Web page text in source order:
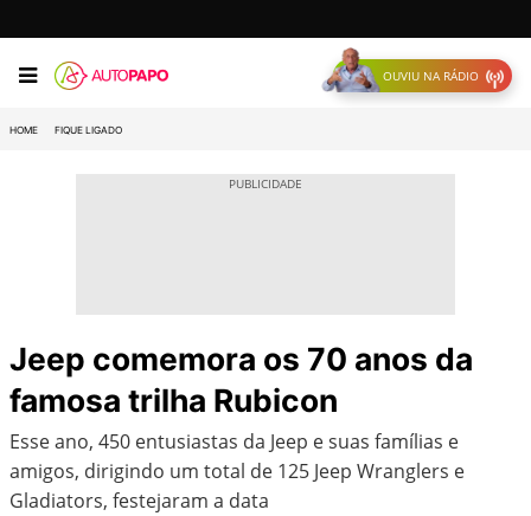
OUVIU NA RÁDIO
HOME FIQUE LIGADO
Jeep comemora os 70 anos da
famosa trilha Rubicon
Esse ano, 450 entusiastas da Jeep e suas famílias e
amigos, dirigindo um total de 125 Jeep Wranglers e
Gladiators, festejaram a data